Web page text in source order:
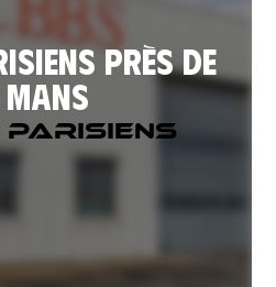
près de
Mans